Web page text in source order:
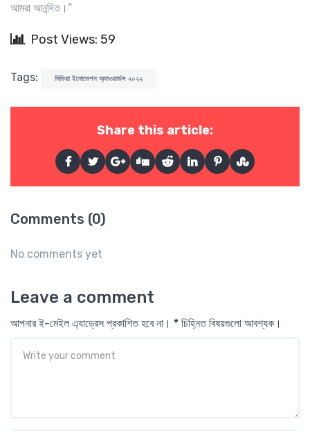
আমরা আনন্দিত।”
Post Views: 59
Tags: মিডিয়া ইনোভেশন অ্যাওয়ার্ডস ২০২২
Share this article:
Comments (0)
No comments yet
Leave a comment
আপনার ই-মেইল এ্যাড্রেস প্রকাশিত হবে না। * চিহ্নিত বিষয়গুলো আবশ্যক।